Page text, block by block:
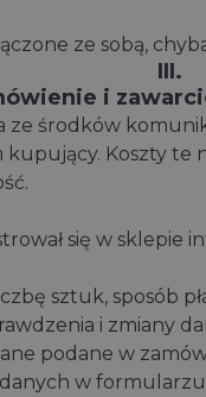
ze sobą,
III.
i
środków
Koszty te
się w sklepie
sztuk, sposób
i zmiany
podane w
w